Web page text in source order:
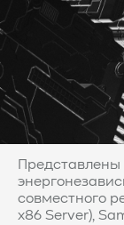
Представлены
совместного
x86 Server),